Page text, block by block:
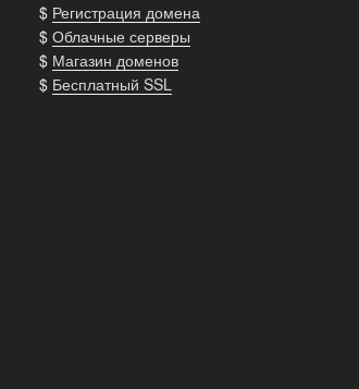
$ Регистрация домена
$ Облачные серверы
$ Магазин доменов
$ Бесплатный SSL